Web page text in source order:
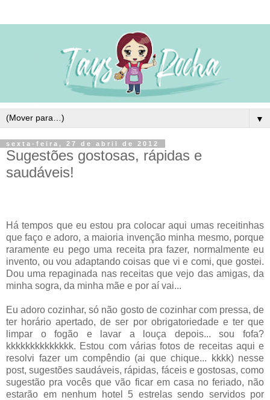
▼
sexta-feira, 27 de abril de 2012
Sugestões gostosas, rápidas e
saudáveis!
Há tempos que eu estou pra colocar aqui umas receitinhas
que faço e adoro, a maioria invenção minha mesmo, porque
raramente eu pego uma receita pra fazer, normalmente eu
invento, ou vou adaptando coisas que vi e comi, que gostei.
Dou uma repaginada nas receitas que vejo das amigas, da
minha sogra, da minha mãe e por aí vai...
Eu adoro cozinhar, só não gosto de cozinhar com pressa, de
ter horário apertado, de ser por obrigatoriedade e ter que
limpar o fogão e lavar a louça depois... sou fofa?
kkkkkkkkkkkkkk. Estou com várias fotos de receitas aqui e
resolvi fazer um compêndio (ai que chique... kkkk) nesse
post, sugestões saudáveis, rápidas, fáceis e gostosas, como
sugestão pra vocês que vão ficar em casa no feriado, não
estarão em nenhum hotel 5 estrelas sendo servidos por